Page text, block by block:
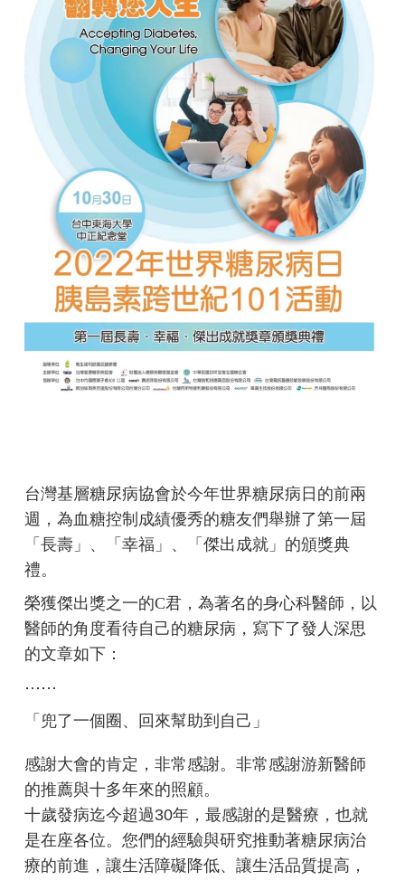
台灣基層糖尿病協會於今年世界糖尿病日的前兩
週，為血糖控制成績優秀的糖友們舉辦了第一屆
「長壽」、「幸福」、「傑出成就」的頒獎典
禮。
榮獲傑出獎之一的C君，為著名的身心科醫師，以
醫師的角度看待自己的糖尿病，寫下了發人深思
的文章如下：
⋯⋯
「兜了一個圈、回來幫助到自己」
感謝大會的肯定，非常感謝。非常感謝游新醫師
的推薦與十多年來的照顧。
十歲發病迄今超過30年，最感謝的是醫療，也就
是在座各位。您們的經驗與研究推動著糖尿病治
療的前進，讓生活障礙降低、讓生活品質提高，